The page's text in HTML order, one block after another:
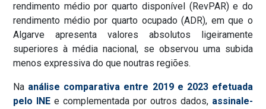
rendimento médio por quarto disponível (RevPAR) e do
rendimento médio por quarto ocupado (ADR), em que o
Algarve apresenta valores absolutos ligeiramente
superiores à média nacional, se observou uma subida
menos expressiva do que noutras regiões.
Na análise comparativa entre 2019 e 2023 efetuada
pelo INE e complementada por outros dados, assinale-